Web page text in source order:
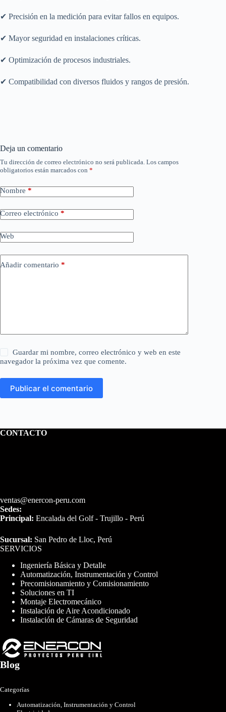
✔ Precisión en la medición para evitar fallos en equipos.
✔ Mayor seguridad en instalaciones críticas.
✔ Optimización de procesos industriales.
✔ Compatibilidad con diversos fluidos y rangos de presión.
Deja un comentario
Tu dirección de correo electrónico no será publicada. Los campos
obligatorios están marcados con *
Nombre *
Correo electrónico *
Web
Añadir comentario *
Guardar mi nombre, correo electrónico y web en este
navegador la próxima vez que comente.
Publicar el comentario
CONTACTO
ventas@enercon-peru.com
Sedes:
Principal: Encalada del Golf - Trujillo - Perú
Sucursal: San Pedro de Lloc, Perú
SERVICIOS
Ingeniería Básica y Detalle
Automatización, Instrumentación y Control
Precomisionamiento y Comisionamiento
Soluciones en TI
Montaje Electromecánico
Instalación de Aire Acondicionado
Instalación de Cámaras de Seguridad
Blog
Categorías
Automatización, Instrumentación y Control